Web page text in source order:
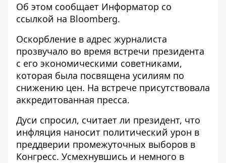
Об этом сообщает Информатор со
ссылкой на Bloomberg.
Оскорбление в адрес журналиста
прозвучало во время встречи президента
с его экономическими советниками,
которая была посвящена усилиям по
снижению цен. На встрече присутствовала
аккредитованная пресса.
Дуси спросил, считает ли президент, что
инфляция наносит политический урон в
преддверии промежуточных выборов в
Конгресс. Усмехнувшись и немного в